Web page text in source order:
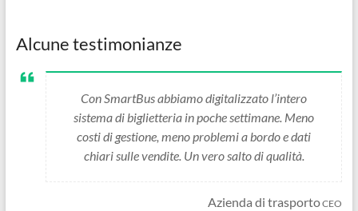
Alcune testimonianze
Con SmartBus abbiamo digitalizzato l’intero
sistema di biglietteria in poche settimane. Meno
costi di gestione, meno problemi a bordo e dati
chiari sulle vendite. Un vero salto di qualità.
Azienda di trasportoCEO